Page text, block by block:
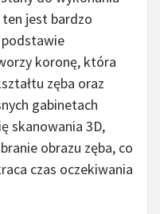
jest bardzo
podstawie
koronę, która
zęba oraz
gabinetach
skanowania 3D,
obrazu zęba, co
czas oczekiwania